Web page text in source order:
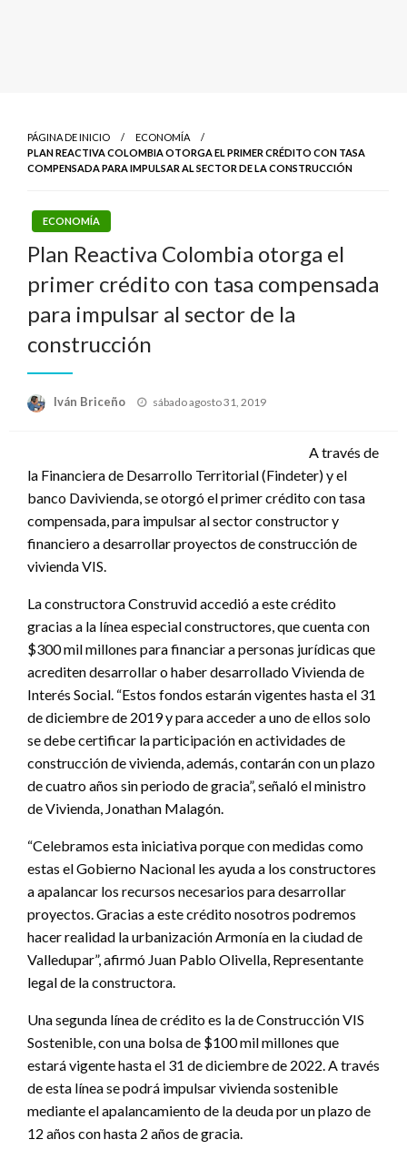
PÁGINA DE INICIO
ECONOMÍA
PLAN REACTIVA COLOMBIA OTORGA EL PRIMER CRÉDITO CON TASA
COMPENSADA PARA IMPULSAR AL SECTOR DE LA CONSTRUCCIÓN
ECONOMÍA
Plan Reactiva Colombia otorga el
primer crédito con tasa compensada
para impulsar al sector de la
construcción
Iván Briceño
Publicado
sábado agosto 31, 2019
A través de
la Financiera de Desarrollo Territorial (Findeter) y el
banco Davivienda, se otorgó el primer crédito con tasa
compensada, para impulsar al sector constructor y
financiero a desarrollar proyectos de construcción de
vivienda VIS.
La constructora Construvid accedió a este crédito
gracias a la línea especial constructores, que cuenta con
$300 mil millones para financiar a personas jurídicas que
acrediten desarrollar o haber desarrollado Vivienda de
Interés Social. “Estos fondos estarán vigentes hasta el 31
de diciembre de 2019 y para acceder a uno de ellos solo
se debe certificar la participación en actividades de
construcción de vivienda, además, contarán con un plazo
de cuatro años sin periodo de gracia”, señaló el ministro
de Vivienda, Jonathan Malagón.
“Celebramos esta iniciativa porque con medidas como
estas el Gobierno Nacional les ayuda a los constructores
a apalancar los recursos necesarios para desarrollar
proyectos. Gracias a este crédito nosotros podremos
hacer realidad la urbanización Armonía en la ciudad de
Valledupar”, afirmó Juan Pablo Olivella, Representante
legal de la constructora.
Una segunda línea de crédito es la de Construcción VIS
Sostenible, con una bolsa de $100 mil millones que
estará vigente hasta el 31 de diciembre de 2022. A través
de esta línea se podrá impulsar vivienda sostenible
mediante el apalancamiento de la deuda por un plazo de
12 años con hasta 2 años de gracia.